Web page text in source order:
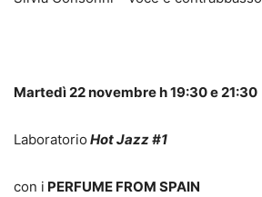
Martedì 22 novembre h 19:30 e 21:30
Laboratorio Hot Jazz #1
con i PERFUME FROM SPAIN